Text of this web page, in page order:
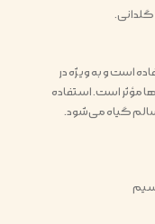
است و به ویژه در
مؤثر است. استفاده